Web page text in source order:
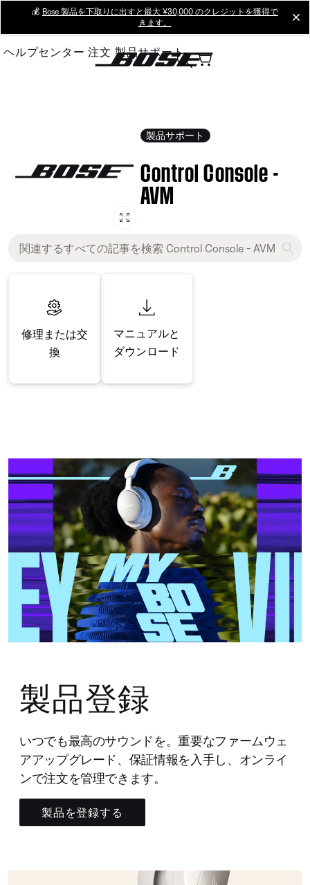
Main
💰 Bose 製品を下取りに出すと最大 ¥30,000 のクレジットを獲得で
きます。
ヘルプセンター 注文 製品サポート
製品サポート
Control Console -
AVM
修理または交
換
マニュアルと
ダウンロード
製品登録
いつでも最高のサウンドを。重要なファームウェ
アアップグレード、保証情報を入手し、オンライ
ンで注文を管理できます。
製品を登録する